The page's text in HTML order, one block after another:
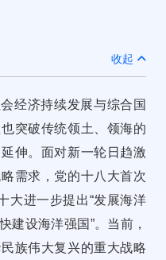
收起
经济持续发展与综合国
突破传统领土、领海的
伸。面对新一轮日趋激
需求，党的十八大首次
大进一步提出“发展海洋
建设海洋强国”。当前，
族伟大复兴的重大战略